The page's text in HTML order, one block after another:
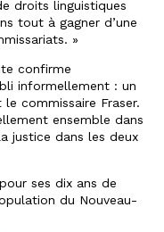
droits linguistiques
tout à gagner d’une
»
confirme
informellement : un
commissaire Fraser.
ensemble dans
justice dans les deux
ses dix ans de
du Nouveau-